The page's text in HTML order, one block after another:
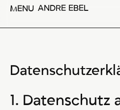
MENU ANDRE EBEL
1. Datenschutz